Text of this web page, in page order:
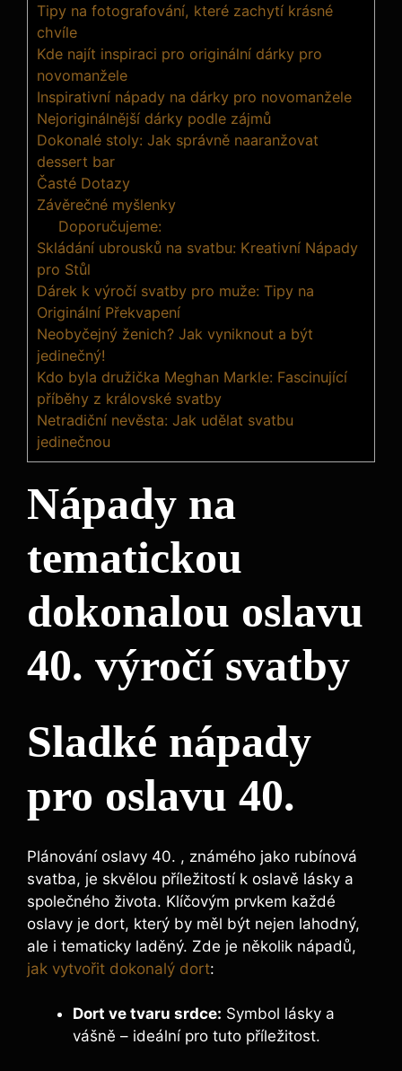
Tipy na fotografování, které zachytí krásné
chvíle
Kde najít inspiraci pro originální dárky pro
novomanžele
Inspirativní nápady na dárky pro novomanžele
Nejoriginálnější dárky podle zájmů
Dokonalé stoly: Jak správně naaranžovat
dessert bar
Časté Dotazy
Závěrečné myšlenky
Doporučujeme:
Skládání ubrousků na svatbu: Kreativní Nápady
pro Stůl
Dárek k výročí svatby pro muže: Tipy na
Originální Překvapení
Neobyčejný ženich? Jak vyniknout a být
jedinečný!
Kdo byla družička Meghan Markle: Fascinující
příběhy z královské svatby
Netradiční nevěsta: Jak udělat svatbu
jedinečnou
Nápady na
tematickou
dokonalou oslavu
40. výročí svatby
Sladké nápady
pro oslavu 40.
Plánování oslavy 40. , známého jako rubínová
svatba, je skvělou příležitostí k oslavě lásky a
společného života. Klíčovým prvkem každé
oslavy je dort, který by měl být nejen lahodný,
ale i tematicky laděný. Zde je několik nápadů,
jak vytvořit dokonalý dort:
Dort ve tvaru srdce: Symbol lásky a
vášně – ideální pro tuto příležitost.